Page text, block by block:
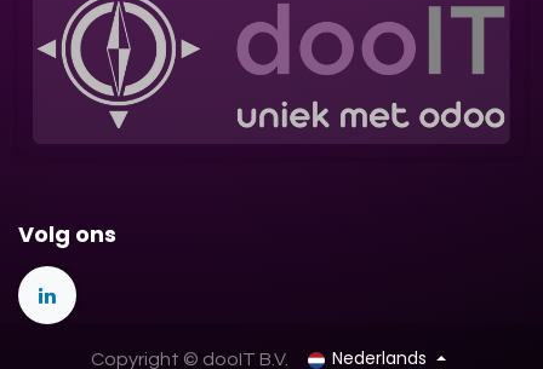
Volg ons
Copyright © dooIT B.V. Nederlands